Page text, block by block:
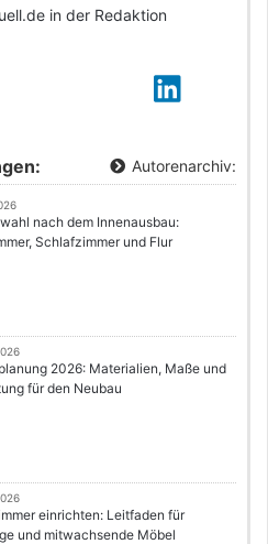
in der Redaktion
Autorenarchiv:
nach dem Innenausbau:
Schlafzimmer und Flur
2026: Materialien, Maße und
für den Neubau
einrichten: Leitfaden für
und mitwachsende Möbel